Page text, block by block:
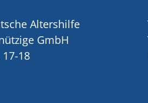
Altershilfe
GmbH
18